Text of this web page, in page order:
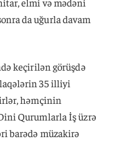
da uğurla davam
keçirilən görüşdə
35 illiyi
həmçinin
Qurumlarla İş üzrə
barədə müzakirə